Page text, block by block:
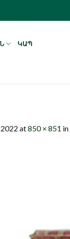
ԿԱՊ
at850 × 851 in